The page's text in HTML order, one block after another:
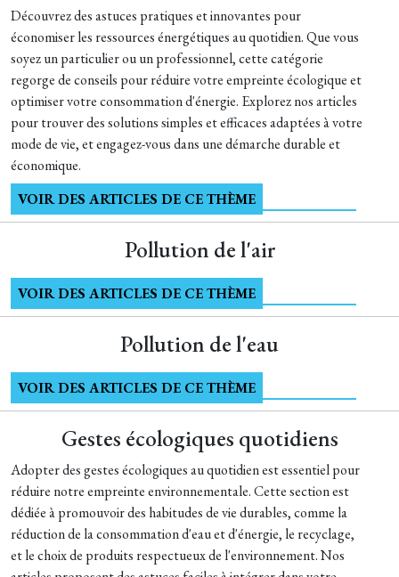
Découvrez des astuces pratiques et innovantes pour
économiser les ressources énergétiques au quotidien. Que vous
soyez un particulier ou un professionnel, cette catégorie
regorge de conseils pour réduire votre empreinte écologique et
optimiser votre consommation d'énergie. Explorez nos articles
pour trouver des solutions simples et efficaces adaptées à votre
mode de vie, et engagez-vous dans une démarche durable et
économique.
VOIR DES ARTICLES DE CE THÈME
Pollution de l'air
VOIR DES ARTICLES DE CE THÈME
Pollution de l'eau
VOIR DES ARTICLES DE CE THÈME
Gestes écologiques quotidiens
Adopter des gestes écologiques au quotidien est essentiel pour
réduire notre empreinte environnementale. Cette section est
dédiée à promouvoir des habitudes de vie durables, comme la
réduction de la consommation d'eau et d'énergie, le recyclage,
et le choix de produits respectueux de l'environnement. Nos